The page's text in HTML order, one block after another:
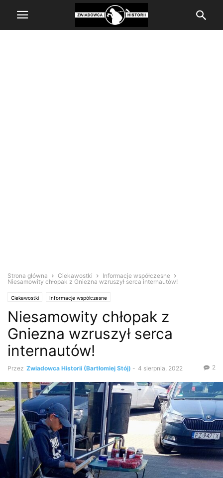
Strona główna Ciekawostki
Informacje współczesne
Niesamowity chłopak z Gniezna wzruszył serca internautów!
Ciekawostki Informacje współczesne
Niesamowity chłopak z
Gniezna wzruszył serca
internautów!
Przez Zwiadowca Historii (Bartłomiej Stój) - 4 sierpnia, 2022 2